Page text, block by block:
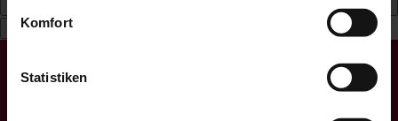
Komfort
Statistiken